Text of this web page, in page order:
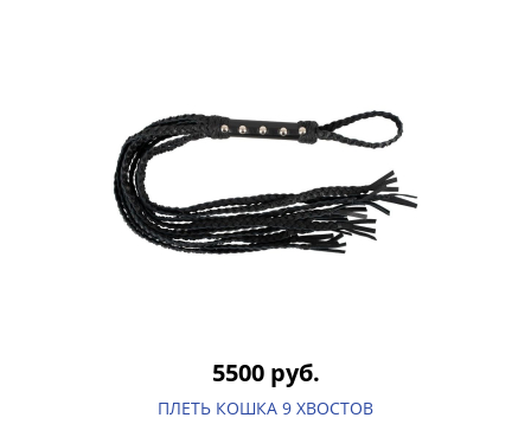
5500 руб.
ПЛЕТЬ КОШКА 9 ХВОСТОВ